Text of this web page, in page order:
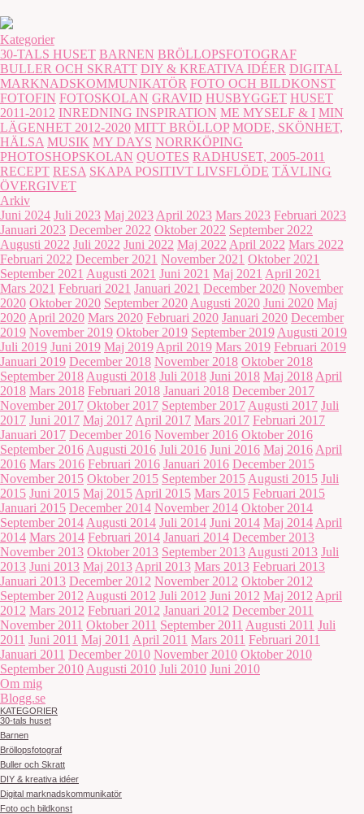
Kategorier
30-TALS HUSET BARNEN BRÖLLOPSFOTOGRAF
BULLER OCH SKRATT DIY & KREATIVA IDÉER DIGITAL
MARKNADSKOMMUNIKATÖR FOTO OCH BILDKONST
FOTOFIN FOTOSKOLAN GRAVID HUSBYGGET HUSET
2011-2012 INREDNING INSPIRATION ME MYSELF & I MIN
LÄGENHET 2012-2020 MITT BRÖLLOP MODE, SKÖNHET,
HÄLSA MUSIK MY DAYS NORRKÖPING
PHOTOSHOPSKOLAN QUOTES RADHUSET, 2005-2011
RECEPT RESA SKAPA POSITIVT LIVSFLÖDE TÄVLING
ÖVERGIVET
Arkiv
Juni 2024 Juli 2023 Maj 2023 April 2023 Mars 2023 Februari 2023
Januari 2023 December 2022 Oktober 2022 September 2022
Augusti 2022 Juli 2022 Juni 2022 Maj 2022 April 2022 Mars 2022
Februari 2022 December 2021 November 2021 Oktober 2021
September 2021 Augusti 2021 Juni 2021 Maj 2021 April 2021
Mars 2021 Februari 2021 Januari 2021 December 2020 November
2020 Oktober 2020 September 2020 Augusti 2020 Juni 2020 Maj
2020 April 2020 Mars 2020 Februari 2020 Januari 2020 December
2019 November 2019 Oktober 2019 September 2019 Augusti 2019
Juli 2019 Juni 2019 Maj 2019 April 2019 Mars 2019 Februari 2019
Januari 2019 December 2018 November 2018 Oktober 2018
September 2018 Augusti 2018 Juli 2018 Juni 2018 Maj 2018 April
2018 Mars 2018 Februari 2018 Januari 2018 December 2017
November 2017 Oktober 2017 September 2017 Augusti 2017 Juli
2017 Juni 2017 Maj 2017 April 2017 Mars 2017 Februari 2017
Januari 2017 December 2016 November 2016 Oktober 2016
September 2016 Augusti 2016 Juli 2016 Juni 2016 Maj 2016 April
2016 Mars 2016 Februari 2016 Januari 2016 December 2015
November 2015 Oktober 2015 September 2015 Augusti 2015 Juli
2015 Juni 2015 Maj 2015 April 2015 Mars 2015 Februari 2015
Januari 2015 December 2014 November 2014 Oktober 2014
September 2014 Augusti 2014 Juli 2014 Juni 2014 Maj 2014 April
2014 Mars 2014 Februari 2014 Januari 2014 December 2013
November 2013 Oktober 2013 September 2013 Augusti 2013 Juli
2013 Juni 2013 Maj 2013 April 2013 Mars 2013 Februari 2013
Januari 2013 December 2012 November 2012 Oktober 2012
September 2012 Augusti 2012 Juli 2012 Juni 2012 Maj 2012 April
2012 Mars 2012 Februari 2012 Januari 2012 December 2011
November 2011 Oktober 2011 September 2011 Augusti 2011 Juli
2011 Juni 2011 Maj 2011 April 2011 Mars 2011 Februari 2011
Januari 2011 December 2010 November 2010 Oktober 2010
September 2010 Augusti 2010 Juli 2010 Juni 2010
Om mig
Blogg.se
KATEGORIER
30-tals huset
Barnen
Bröllopsfotograf
Buller och Skratt
DIY & kreativa idéer
Digital marknadskommunikatör
Foto och bildkonst